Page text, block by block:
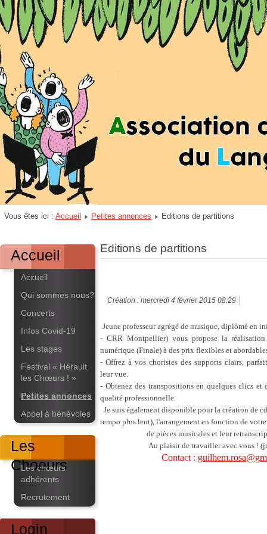
Vous êtes ici : Accueil Petites annonces Editions de partitions
Accueil
Accueil
Qui sommes nous?
Concerts
Infos Covid-19
Les stages
Festival « Hérault
les Chœurs ! »
Petites annonces
Appel à bénévoles
Les
Choeurs
Les chœurs
adhérents
Recrutement
Login
Editions de partitions
Création : mercredi 4 février 2015 08:29
Jeune professeur agrégé de musique, diplômé en
- CRR Montpellier) vous propose la
numérique (Finale) à des prix flexibles et
- Offrez à vos choristes des supports clairs,
leur vue.
- Obtenez des transpositions en quelques clics et
qualité professionnelle.
Je suis également disponible pour la création de
tempo plus lent), l'arrangement en fonction de
de pièces musicales et leur
Au plaisir de travailler avec vous !
Contact :